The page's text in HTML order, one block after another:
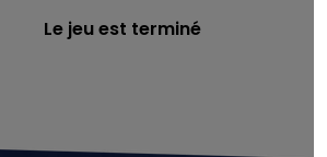
Le jeu est terminé